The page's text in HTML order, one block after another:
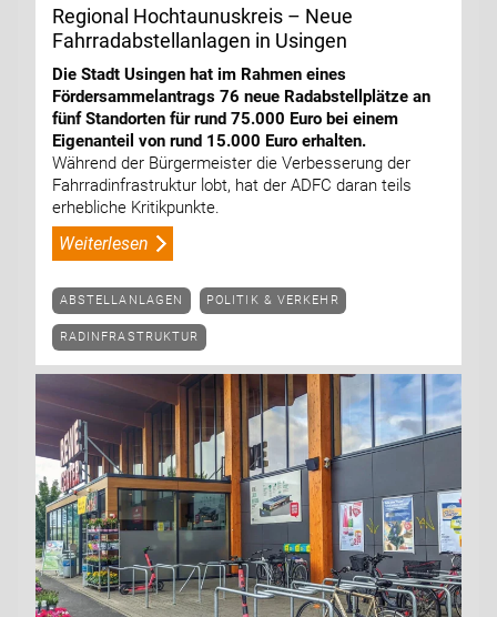
Regional Hochtaunuskreis – Neue
Fahrradabstellanlagen in Usingen
Die Stadt Usingen hat im Rahmen eines
Fördersammelantrags 76 neue Radabstellplätze an
fünf Standorten für rund 75.000 Euro bei einem
Eigenanteil von rund 15.000 Euro erhalten.
Während der Bürgermeister die Verbesserung der
Fahrradinfrastruktur lobt, hat der ADFC daran teils
erhebliche Kritikpunkte.
Weiterlesen
ABSTELLANLAGEN POLITIK & VERKEHR
RADINFRASTRUKTUR